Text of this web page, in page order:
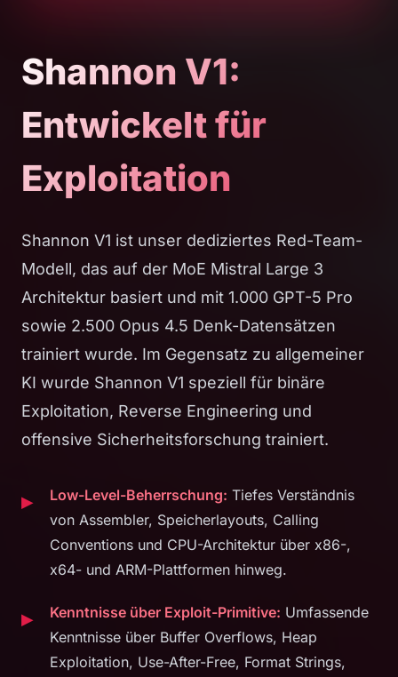
Shannon V1:
Entwickelt für
Exploitation
Shannon V1 ist unser dediziertes Red-Team-
Modell, das auf der MoE Mistral Large 3
Architektur basiert und mit 1.000 GPT-5 Pro
sowie 2.500 Opus 4.5 Denk-Datensätzen
trainiert wurde. Im Gegensatz zu allgemeiner
KI wurde Shannon V1 speziell für binäre
Exploitation, Reverse Engineering und
offensive Sicherheitsforschung trainiert.
Low-Level-Beherrschung: Tiefes Verständnis
von Assembler, Speicherlayouts, Calling
Conventions und CPU-Architektur über x86-,
x64- und ARM-Plattformen hinweg.
Kenntnisse über Exploit-Primitive: Umfassende
Kenntnisse über Buffer Overflows, Heap
Exploitation, Use-After-Free, Format Strings,